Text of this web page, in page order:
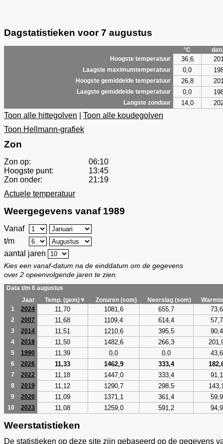
Dagstatistieken voor 7 augustus
°C
Hoogste temperatuur
36,6
Laagste maximumtemperatuur 0,0
Hoogste gemiddelde temperatuur 26,8
Laagste gemiddelde temperatuur 0,0
Langste zonduur 14,0
Toon alle hittegolven
Toon alle koudegolven
Toon Hellmann-grafiek
Zon
Zon op:
06:10
Hoogste punt:
13:45
Zon onder:
21:19
Actuele temperatuur
Weergegevens vanaf 1989
Vanaf
t/m
aantal jaren
Kies een vanaf-datum na de einddatum om de gegevens
over 2 opeenvolgende jaren te zien.
Data t/m 6 augustus
Jaar
Temp. (gem)▼ Zonuren (som) Neerslag (som)
1
2024 11,70 1081,6 655,7 73,6
2 2007 11,68 1109,4 614,4 57,7
3 2014 11,51 1210,6 395,5 90,4
4 2018 11,50 1482,6 266,3
5 1990 11,39 0,0 0,0 43,6
6 2026 11,33 1462,9 333,4
7 2022 11,18 1447,0 333,4 91,1
8 2019 11,12 1290,7 298,5
9 2020 11,09 1371,1 361,4 59,9
10 2023 11,08 1259,0 591,2 94,9
Weerstatistieken
De statistieken op deze site zijn gebaseerd op de gegevens